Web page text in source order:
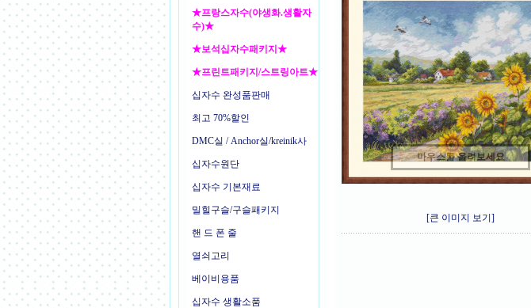
★프랑스자수(야생화.생활자
수)★
★보석십자수패키지★
★프린트패키지/스트링아트★
십자수 완성품판매
최고 70%할인
DMC실 / Anchor실/kreinik사
십자수원단
십자수 기본재료
밀힐구슬/구슬패키지
핸 드 폰 줄
열쇠고리
베이비용품
십자수 생활소품
마우스를 올려보세요
[큰 이미지 보기]